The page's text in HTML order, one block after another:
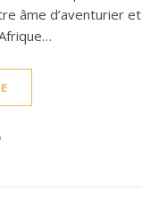
âme d’aventurier et